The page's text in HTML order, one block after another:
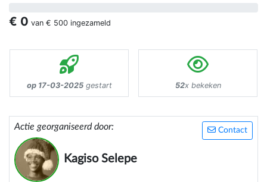
€ 0 van € 500 ingezameld
op 17-03-2025gestart 52x bekeken
Contact
Actie georganiseerd door:
Kagiso Selepe